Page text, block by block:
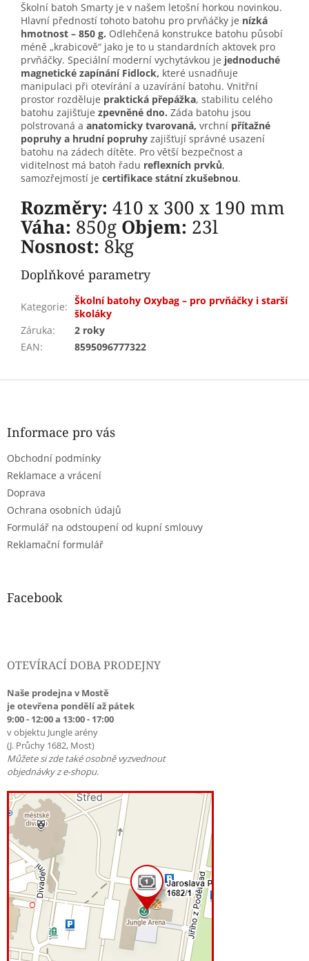
Školní batoh Smarty je v našem letošní horkou novinkou.
Hlavní předností tohoto batohu pro prvňáčky je nízká
hmotnost – 850 g. Odlehčená konstrukce batohu působí
méně „krabicově“ jako je to u standardních aktovek pro
prvňáčky. Speciální moderní vychytávkou je jednoduché
magnetické zapínání Fidlock, které usnadňuje
manipulaci při otevírání a uzavírání batohu. Vnitřní
prostor rozděluje praktická přepážka, stabilitu celého
batohu zajišťuje zpevněné dno. Záda batohu jsou
polstrovaná a anatomicky tvarovaná, vrchní přítažné
popruhy a hrudní popruhy zajišťují správné usazení
batohu na zádech dítěte. Pro větší bezpečnost a
viditelnost má batoh řadu reflexních prvků,
samozřejmostí je certifikace státní zkušebnou.
Rozměry: 410 x 300 x 190 mm
Váha: 850g Objem: 23l
Nosnost: 8kg
Doplňkové parametry
Kategorie: Školní batohy Oxybag – pro prvňáčky i starší
školáky
Záruka:
2 roky
EAN: 8595096777322
Z
Informace pro vás
Obchodní podmínky
Reklamace a vrácení
Doprava
Ochrana osobních údajů
Formulář na odstoupení od kupní smlouvy
Reklamační formulář
Facebook
OTEVÍRACÍ DOBA PRODEJNY
Naše prodejna v Mostě
je otevřena pondělí až pátek
9:00 - 12:00 a 13:00 - 17:00
v objektu Jungle arény
(J. Průchy 1682, Most)
Můžete si zde také osobně vyzvednout
objednávky z e-shopu.